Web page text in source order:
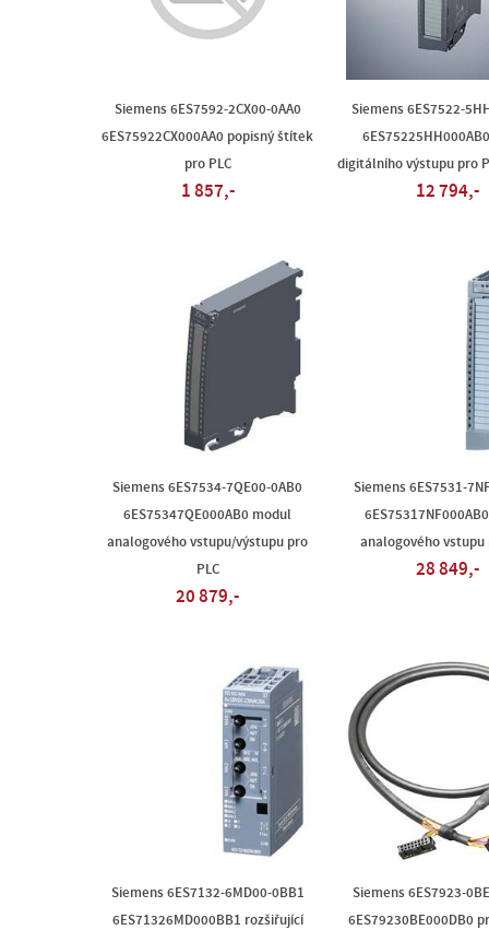
Siemens 6ES7592-2CX00-0AA0
6ES75922CX000AA0 popisný štítek
pro PLC
1 857,-
Siemens 6ES7522-
digitálního výstupu pro
12 794,-
Siemens 6ES7534-7QE00-0AB0
6ES75347QE000AB0 modul
analogového vstupu/výstupu pro
PLC
20 879,-
Siemens 6ES7531-
analogového vstupu
28 849,-
Siemens 6ES7132-6MD00-0BB1
6ES71326MD000BB1 rozšiřující
Siemens 6ES7923-
6ES79230BE000DB0